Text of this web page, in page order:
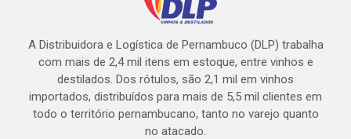
A Distribuidora e Logística de Pernambuco (DLP) trabalha
com mais de 2,4 mil itens em estoque, entre vinhos e
destilados. Dos rótulos, são 2,1 mil em vinhos
importados, distribuídos para mais de 5,5 mil clientes em
todo o território pernambucano, tanto no varejo quanto
no atacado.